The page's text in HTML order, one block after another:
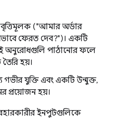
("আমার অর্ডার
ফেরত দেব?")। একটি
অনুরোধগুলি পাঠানোর ফলে
হয়।
যুক্তি এবং একটি উন্মুক্ত,
প্রয়োজন হয়।
ইনপুটগুলিকে